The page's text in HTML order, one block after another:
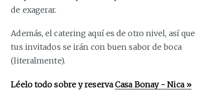
de exagerar.
Además, el catering aquí es de otro nivel, así que
tus invitados se irán con buen sabor de boca
(literalmente).
Léelo todo sobre y reservaCasa Bonay - Nica »